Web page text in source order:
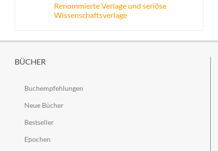
Renommierte Verlage und seriöse
Wissenschaftsverlage
BÜCHER
Buchempfehlungen
Neue Bücher
Bestseller
Epochen